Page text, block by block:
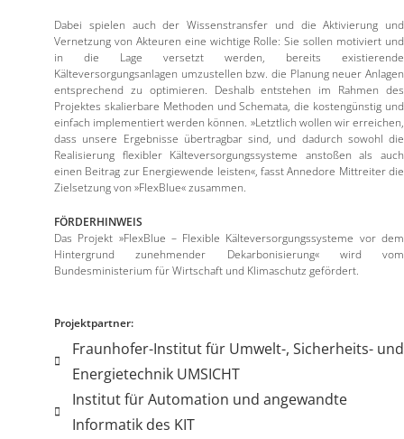
Dabei spielen auch der Wissenstransfer und die Aktivierung und
Vernetzung von Akteuren eine wichtige Rolle: Sie sollen motiviert und
in die Lage versetzt werden, bereits existierende
Kälteversorgungsanlagen umzustellen bzw. die Planung neuer Anlagen
entsprechend zu optimieren. Deshalb entstehen im Rahmen des
Projektes skalierbare Methoden und Schemata, die kostengünstig und
einfach implementiert werden können. »Letztlich wollen wir erreichen,
dass unsere Ergebnisse übertragbar sind, und dadurch sowohl die
Realisierung flexibler Kälteversorgungssysteme anstoßen als auch
einen Beitrag zur Energiewende leisten«, fasst Annedore Mittreiter die
Zielsetzung von »FlexBlue« zusammen.
FÖRDERHINWEIS
Das Projekt »FlexBlue – Flexible Kälteversorgungssysteme vor dem
Hintergrund zunehmender Dekarbonisierung« wird vom
Bundesministerium für Wirtschaft und Klimaschutz gefördert.
Projektpartner:
Fraunhofer-Institut für Umwelt-, Sicherheits- und
Energietechnik UMSICHT
Institut für Automation und angewandte
Informatik des KIT